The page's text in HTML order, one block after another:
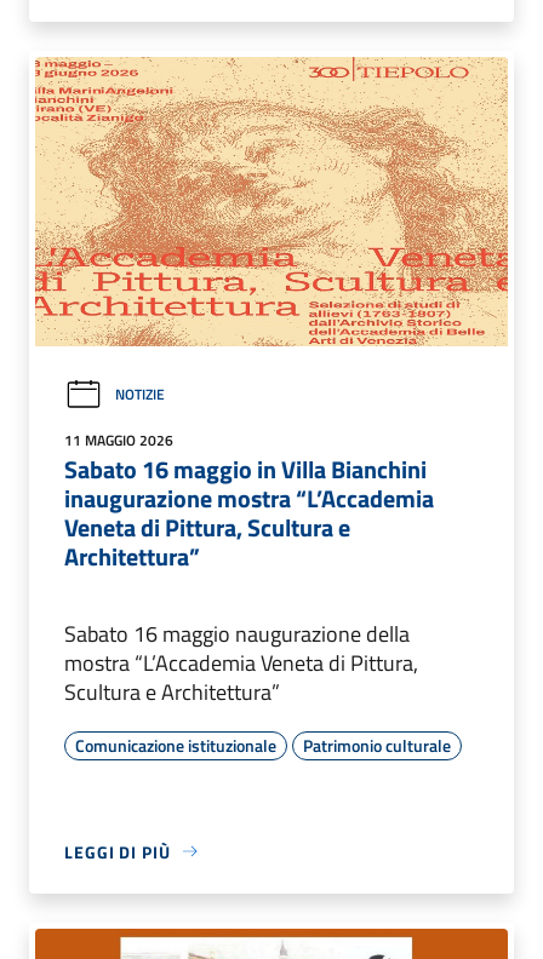
NOTIZIE
11 MAGGIO 2026
Sabato 16 maggio in Villa Bianchini
inaugurazione mostra “L’Accademia
Veneta di Pittura, Scultura e
Architettura”
Sabato 16 maggio naugurazione della
mostra “L’Accademia Veneta di Pittura,
Scultura e Architettura”
Comunicazione istituzionale Patrimonio culturale
LEGGI DI PIÙ